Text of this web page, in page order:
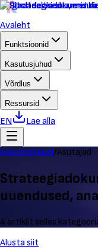
Avaleht
Funktsioonid
Kasutusjuhud
Võrdlus
Ressursid
EN Lae alla
Kasutusjuhud/Asutajad
uuendused,
4 artiklit selles
Alusta siit